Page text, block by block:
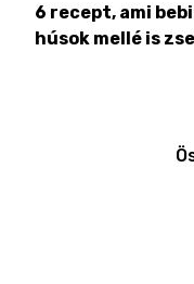
6 recept, ami
húsok mellé is